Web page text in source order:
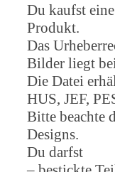
Du kaufst
Produkt.
Das
Bilder liegt
Die Datei
HUS, JEF,
Bitte beachte
Designs.
Du darfst